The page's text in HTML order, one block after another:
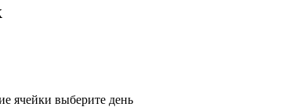
ячейки выберите день